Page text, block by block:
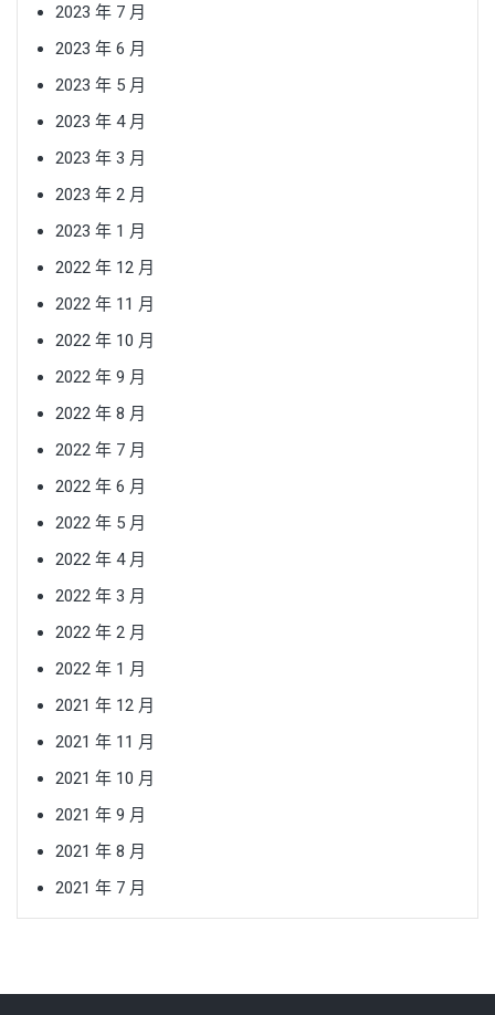
2023 年 7 月
2023 年 6 月
2023 年 5 月
2023 年 4 月
2023 年 3 月
2023 年 2 月
2023 年 1 月
2022 年 12 月
2022 年 11 月
2022 年 10 月
2022 年 9 月
2022 年 8 月
2022 年 7 月
2022 年 6 月
2022 年 5 月
2022 年 4 月
2022 年 3 月
2022 年 2 月
2022 年 1 月
2021 年 12 月
2021 年 11 月
2021 年 10 月
2021 年 9 月
2021 年 8 月
2021 年 7 月